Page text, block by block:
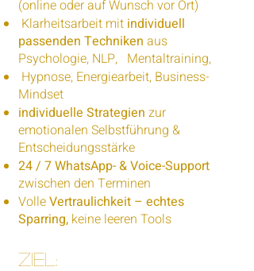
(online oder auf Wunsch vor Ort)
Klarheitsarbeit mit individuell
passenden Techniken aus
Psychologie, NLP, Mentaltraining,
Hypnose, Energiearbeit, Business-
Mindset
individuelle Strategien zur
emotionalen Selbstführung &
Entscheidungsstärke
24 / 7 WhatsApp- & Voice-Support
zwischen den Terminen
VolleVertraulichkeit – echtes
Sparring, keine leeren Tools
Ziel: